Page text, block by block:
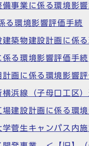
事業に係る環境影響
る環境影響評価手続
築物建設計画に係る
る環境影響評価手続
画に係る環境影響評
浜線（子母口工区）
建設計画に係る環境
菅生キャンパス内施